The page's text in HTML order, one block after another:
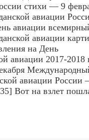
стихи — 9
авиации
авиации
авиации
на День
авиации 2017-2018
авиации России
Вот на взлет